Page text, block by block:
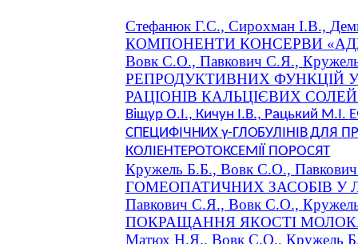
СтефанюкГ.С., СирохманІ.В.,
КОМПОНЕНТИ КОНСЕРВИ
Вовк С.О., Павкович С.Я.,
РЕПРОДУКТИВНИХ ФУНКЦІЙ
РАЦІОНІВ КАЛЬЦІЄВИХ
ВіщурО.І., Кичун І.В., Рацький М.І.
СПЕЦИФІЧНИХ γ-ГЛОБУЛІНІВ ДЛЯ
КОЛІЕНТЕРОТОКСЕМІЇ ПОРОСЯТ
Кружель Б.Б., Вовк С.О., Павкович
ГОМЕОПАТИЧНИХ ЗАСОБІВ У
Павкович С.Я., Вовк С.О.,
ПОКРАЩАННЯ ЯКОСТІ
Матюх Н.Я., Вовк С.О., Кружель